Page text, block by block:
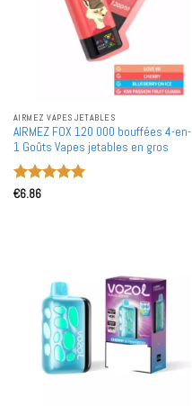
AIRMEZ VAPES JETABLES
AIRMEZ FOX 120 000 bouffées 4-en-
1 Goûts Vapes jetables en gros
Note
€6.86